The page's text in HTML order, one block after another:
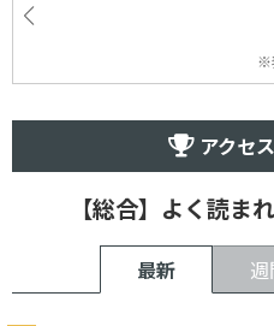
※
アクセ
【総合】よく読ま
最新